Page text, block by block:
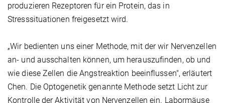
produzieren Rezeptoren für ein Protein, das in
Stresssituationen freigesetzt wird.
„Wir bedienten uns einer Methode, mit der wir Nervenzellen
an- und ausschalten können, um herauszufinden, ob und
wie diese Zellen die Angstreaktion beeinflussen", erläutert
Chen. Die Optogenetik genannte Methode setzt Licht zur
Kontrolle der Aktivität von Nervenzellen ein. Labormäuse